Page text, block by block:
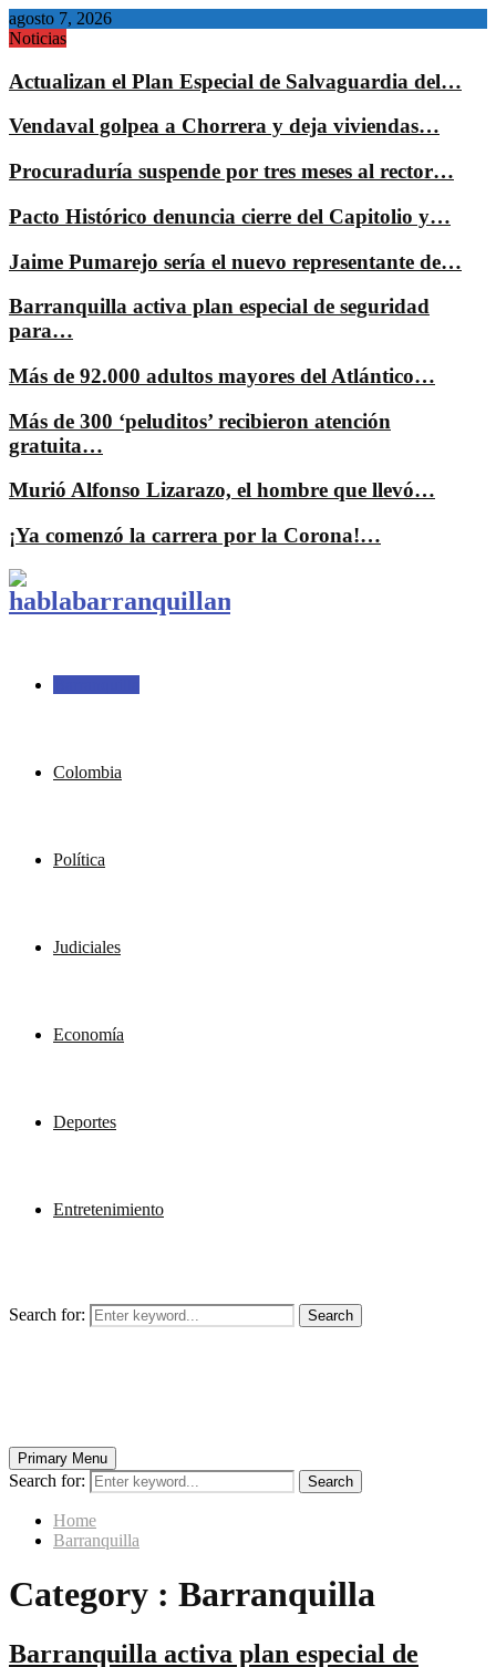
agosto 7, 2026
Noticias
Actualizan el Plan Especial de Salvaguardia del…
Vendaval golpea a Chorrera y deja viviendas…
Procuraduría suspende por tres meses al rector…
Pacto Histórico denuncia cierre del Capitolio y…
Jaime Pumarejo sería el nuevo representante de…
Barranquilla activa plan especial de seguridad
para…
Más de 92.000 adultos mayores del Atlántico…
Más de 300 ‘peluditos’ recibieron atención
gratuita…
Murió Alfonso Lizarazo, el hombre que llevó…
¡Ya comenzó la carrera por la Corona!…
Colombia
Política
Judiciales
Economía
Deportes
Entretenimiento
Search for: Search
Primary Menu
Search for: Search
Home
Barranquilla
Category : Barranquilla
Barranquilla activa plan especial de